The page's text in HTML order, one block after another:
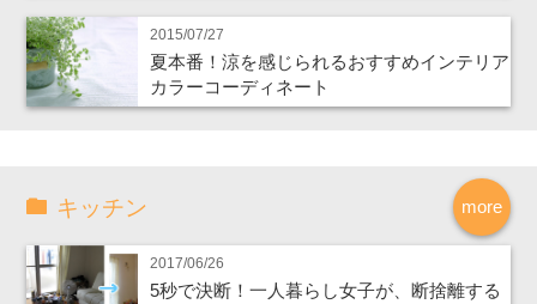
2015/07/27
夏本番！涼を感じられるおすすめインテリア
カラーコーディネート
more
キッチン
2017/06/26
5秒で決断！一人暮らし女子が、断捨離する